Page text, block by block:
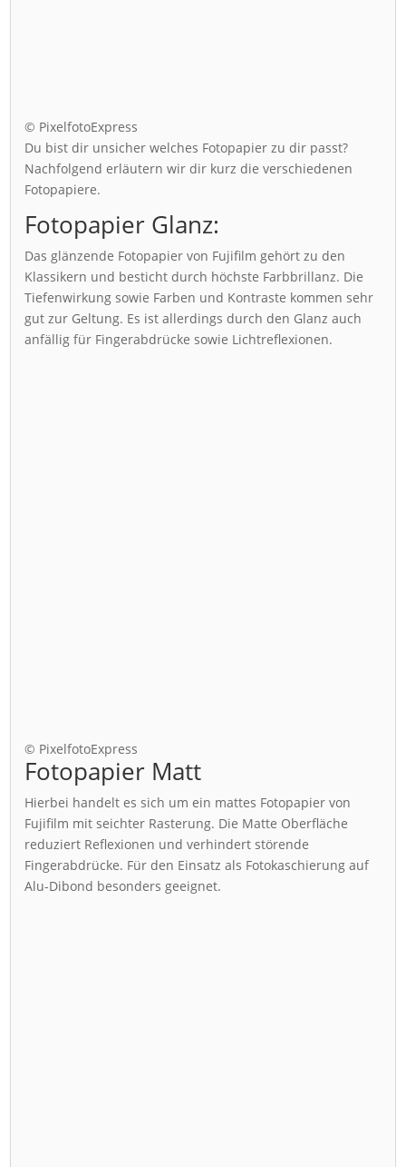
© PixelfotoExpress
Du bist dir unsicher welches Fotopapier zu dir passt?
Nachfolgend erläutern wir dir kurz die verschiedenen
Fotopapiere.
Fotopapier Glanz:
Das glänzende Fotopapier von Fujifilm gehört zu den
Klassikern und besticht durch höchste Farbbrillanz. Die
Tiefenwirkung sowie Farben und Kontraste kommen sehr
gut zur Geltung. Es ist allerdings durch den Glanz auch
anfällig für Fingerabdrücke sowie Lichtreflexionen.
© PixelfotoExpress
Fotopapier Matt
Hierbei handelt es sich um ein mattes Fotopapier von
Fujifilm mit seichter Rasterung. Die Matte Oberfläche
reduziert Reflexionen und verhindert störende
Fingerabdrücke. Für den Einsatz als Fotokaschierung auf
Alu-Dibond besonders geeignet.